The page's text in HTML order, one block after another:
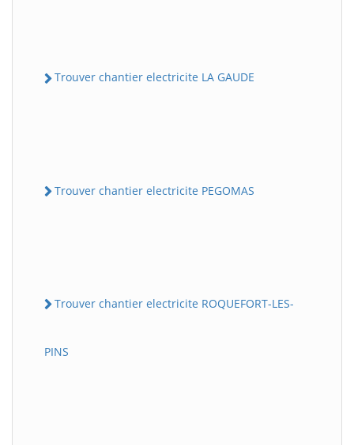
Trouver chantier electricite LA GAUDE
Trouver chantier electricite PEGOMAS
Trouver chantier electricite ROQUEFORT-LES-
PINS